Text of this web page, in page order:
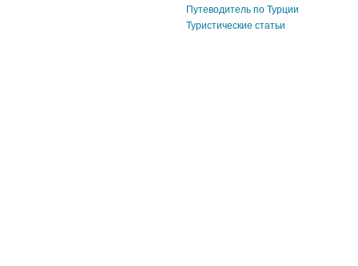
Путеводитель по Турции
Туристические статьи